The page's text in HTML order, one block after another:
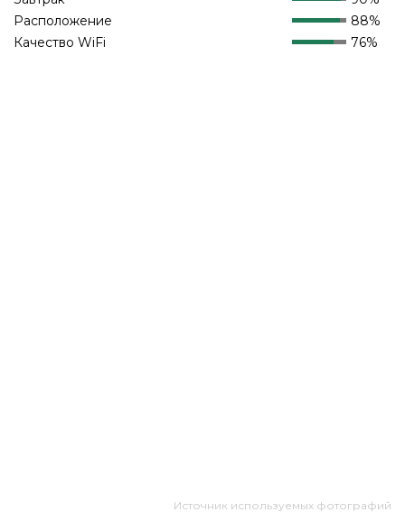
Расположение
88%
Качество WiFi
76%
Источник используемых фотографий